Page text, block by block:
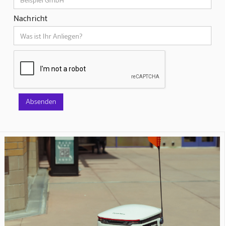
Nachricht